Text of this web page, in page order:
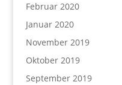
Februar 2020
Januar 2020
November 2019
Oktober 2019
September 2019